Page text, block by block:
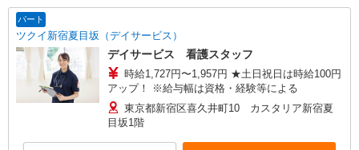
パート
ツクイ新宿夏目坂（デイサービス）
デイサービス 看護スタッフ
時給1,727円〜1,957円 ★土日祝日は時給100円
アップ！ ※給与幅は資格・経験等による
東京都新宿区喜久井町10 カスタリア新宿夏
目坂1階